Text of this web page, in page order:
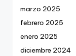
marzo 2025
febrero 2025
enero 2025
diciembre 2024